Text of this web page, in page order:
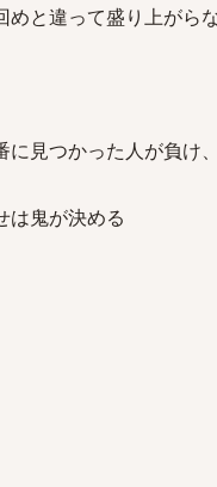
めと違って盛り上がら
に見つかった人が負け
は鬼が決める